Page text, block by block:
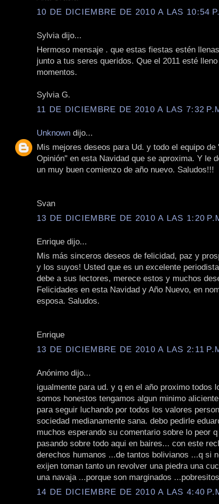
10 DE DICIEMBRE DE 2010 A LAS 10:54
Sylvia dijo...
Hermoso mensaje . que estas fiestas estén
junto a tus seres queridos. Que el 2011 esté
momentos.
Sylvia G.
11 DE DICIEMBRE DE 2010 A LAS 7:32
Unknown dijo...
Mis mejores deseos para Ud. y todo el equipo de
Opinión" en esta Navidad que se aproxima. Y le
un muy buen comienzo de año nuevo. Saludos!!!
Svan
13 DE DICIEMBRE DE 2010 A LAS 1:20
Enrique dijo...
Mis más sinceros deseos de felicidad, paz y
y los suyos! Usted que es un excelente
debe a sus lectores, merece estos y muchos
Felicidades en esta Navidad y Año Nuevo, en
esposa. Saludos.
Enrique
13 DE DICIEMBRE DE 2010 A LAS 2:11
Anónimo dijo...
igualmente para ud. y q en el año proximo todos
somos honestos tengamos algun minimo
para seguir luchando por todos los valores
sociedad medianamente sana. debo pedirle
muchos esperando su comentario sobre lo peor
pasando sobre todo aqui en baires... con este
derechos humanos ...de tantos bolivianos ...q si
exijen toman tanto un revolver una piedra una
una navaja ...porque son marginados
14 DE DICIEMBRE DE 2010 A LAS 4:40